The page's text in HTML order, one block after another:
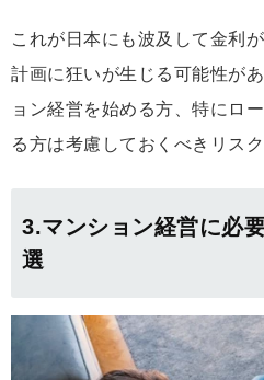
これが日本にも波及して金利
計画に狂いが生じる可能性が
ョン経営を始める方、特にロ
る方は考慮しておくべきリスク
3.マンション経営に必
選